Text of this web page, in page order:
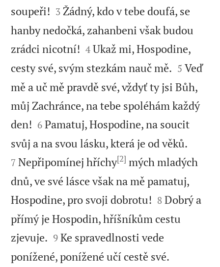
soupeři! 

3 Žádný, kdo v tebe doufá, se
hanby nedočká, zahanbeni však budou
zrádci nicotní! 

4 Ukaž mi, Hospodine,
cesty své, svým stezkám nauč mě. 

5 Veď
mě a uč mě pravdě své, vždyť ty jsi Bůh,
můj Zachránce, na tebe spoléhám každý
den! 

6 Pamatuj, Hospodine, na soucit
svůj a na svou lásku, která je od věků.
7 Nepřipomínej hříchy[2] mých mladých
dnů, ve své lásce však na mě pamatuj,
Hospodine, pro svoji dobrotu! 

8 Dobrý a
přímý je Hospodin, hříšníkům cestu
zjevuje. 

9 Ke spravedlnosti vede
ponížené, ponížené učí cestě své.